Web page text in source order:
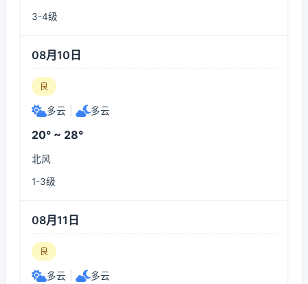
3-4级
08月10日
良
多云 多云
20° ~ 28°
北风
1-3级
08月11日
良
多云 多云